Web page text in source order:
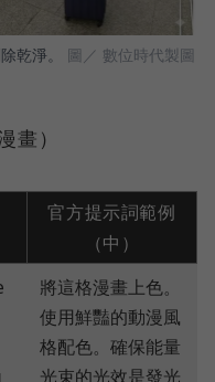
乾淨。 圖／ 數位時代製圖
畫）
官方提示詞範例
（中）
將這格漫畫上色。
使用鮮豔的動漫風
格配色。確保能量
光束的光效是發光